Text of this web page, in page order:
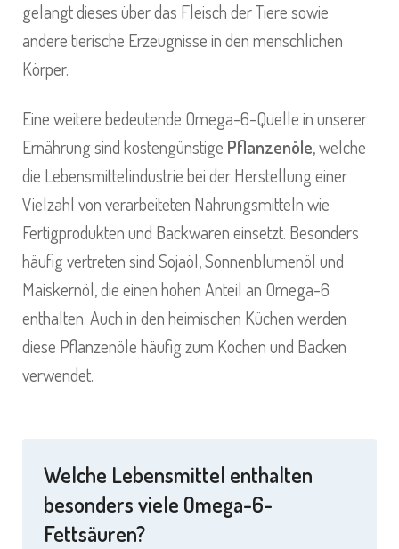
gelangt dieses über das Fleisch der Tiere sowie
andere tierische Erzeugnisse in den menschlichen
Körper.
Eine weitere bedeutende Omega-6-Quelle in unserer
Ernährung sind kostengünstige Pflanzenöle, welche
die Lebensmittelindustrie bei der Herstellung einer
Vielzahl von verarbeiteten Nahrungsmitteln wie
Fertigprodukten und Backwaren einsetzt. Besonders
häufig vertreten sind Sojaöl, Sonnenblumenöl und
Maiskernöl, die einen hohen Anteil an Omega-6
enthalten. Auch in den heimischen Küchen werden
diese Pflanzenöle häufig zum Kochen und Backen
verwendet.
Welche Lebensmittel enthalten
besonders viele Omega-6-
Fettsäuren?